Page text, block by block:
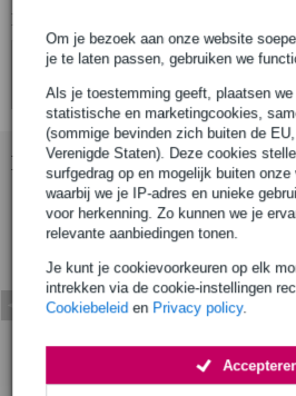
Om je bezoek aan onze website
je te laten passen, gebruiken we
Als je toestemming geeft, plaatsen
statistische en marketingcookies,
(sommige bevinden zich buiten de
Verenigde Staten). Deze cookies
surfgedrag op en mogelijk buiten
waarbij we je IP-adres en unieke
voor herkenning. Zo kunnen we je
relevante aanbiedingen tonen.
Je kunt je cookievoorkeuren op elk
intrekken via de cookie-instellingen
Cookiebeleid en Privacy policy.
Bekijk ook eens (3)